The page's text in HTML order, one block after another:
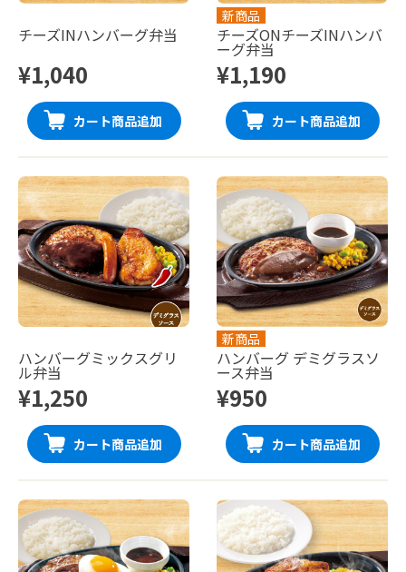
チーズINハンバーグ弁当
¥1,040
カート商品追加
新商品
チーズONチーズINハンバ
ーグ弁当
¥1,190
カート商品追加
ハンバーグミックスグリ
ル弁当
¥1,250
カート商品追加
新商品
ハンバーグ デミグラスソ
ース弁当
¥950
カート商品追加